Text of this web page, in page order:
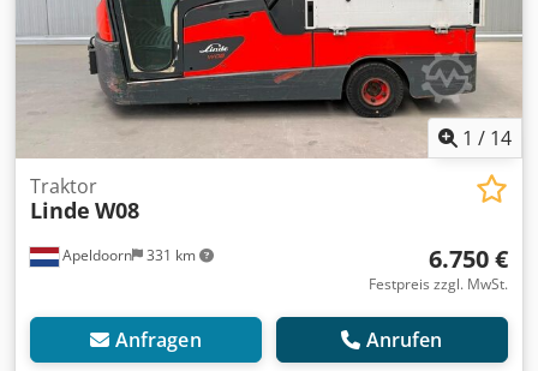
1 / 14
Apeldoorn 331 km
Traktor
Linde W08
6.750 €
Festpreis zzgl. MwSt.
Anfragen Anrufen